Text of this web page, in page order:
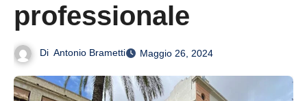
professionale
Di Antonio Brametti Maggio 26, 2024